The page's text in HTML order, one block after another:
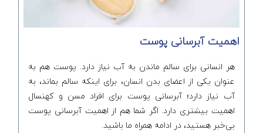
اهمیت آبرسانی پوست
هر انسانی برای سالم ماندن به آب نیاز دارد. پوست هم به
عنوان یکی از اعضای بدن انسان، برای اینکه سالم بماند، به
آب نیاز دارد؛ آبرسانی پوست برای افراد مسن و کهنسال
اهمیت بیشتری دارد. اگر شما هم از اهمیت آبرسانی پوست
بی‌خبر هستید، در ادامه همراه ما باشید.